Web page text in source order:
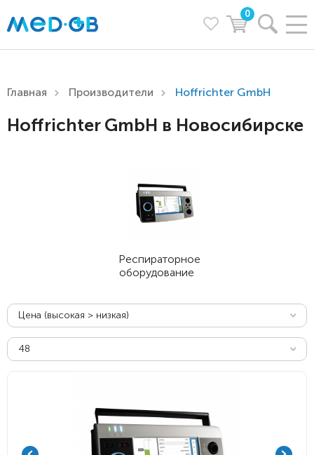
0
Главная Производители Hoffrichter GmbH
Hoffrichter GmbH в Новосибирске
Респираторное
оборудование
Цена (высокая > низкая)
48